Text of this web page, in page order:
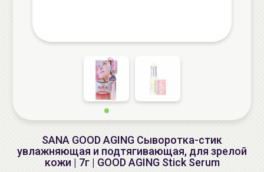
SANA GOOD AGING Сыворотка-стик
увлажняющая и подтягивающая, для зрелой
кожи | 7г | GOOD AGING Stick Serum